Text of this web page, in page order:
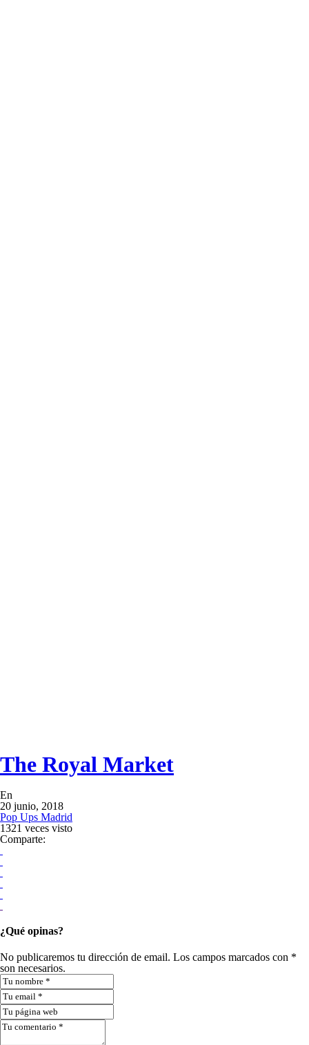
The Royal Market
En
20 junio, 2018
Pop Ups Madrid
1321 veces visto
Comparte:
¿Qué opinas?
No publicaremos tu dirección de email. Los campos marcados con *
son necesarios.